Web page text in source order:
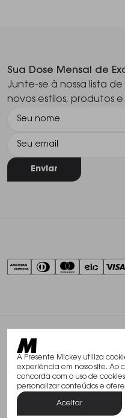
A Presente Mickey utiliza
experiência em nosso site.
concorda com o uso de
personalizar conteúdos e
Aceitar
Sua Dose Mensal de
Junte-se à nossa lista
novos estilos, produtos
Enviar
@2026,
Todos